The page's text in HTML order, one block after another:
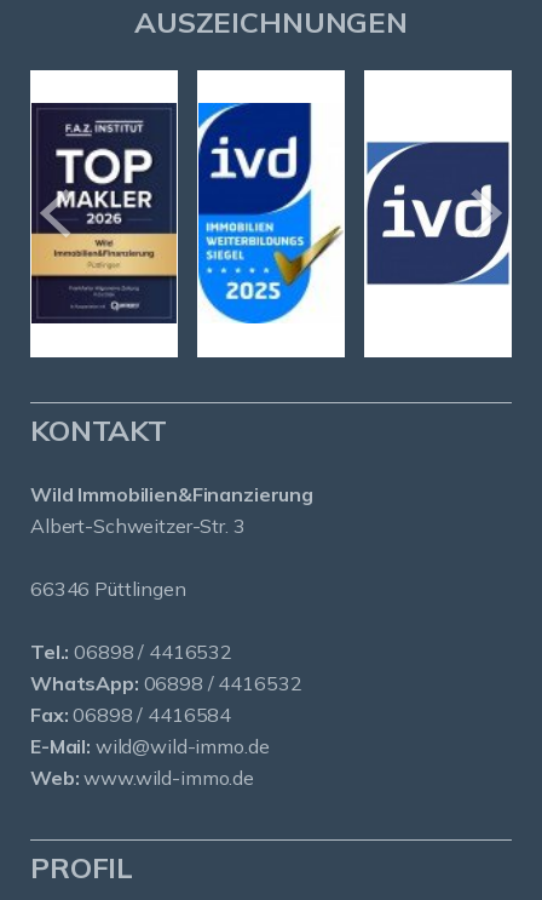
AUSZEICHNUNGEN
KONTAKT
Wild Immobilien&Finanzierung
Albert-Schweitzer-Str. 3
66346 Püttlingen
Tel.: 06898 / 4416532
WhatsApp: 06898 / 4416532
Fax: 06898 / 4416584
E-Mail: wild@wild-immo.de
Web: www.wild-immo.de
PROFIL